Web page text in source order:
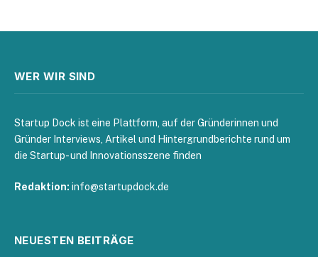
WER WIR SIND
Startup Dock ist eine Plattform, auf der Gründerinnen und
Gründer Interviews, Artikel und Hintergrundberichte rund um
die Startup- und Innovationsszene finden
Redaktion: info@startupdock.de
NEUESTEN BEITRÄGE